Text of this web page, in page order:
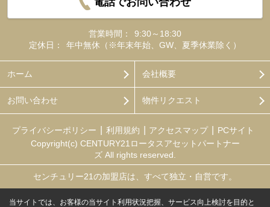
営業時間：
9:30～18:30
定休日：
年中無休（※年末年始、GW、夏季休業除く）
ホーム 会社概要
お問い合わせ 物件リクエスト
プライバシーポリシー 利用規約 アクセスマップ
PCサイト
Copyright(c) CENTURY21ロータスアセットパートナー
ズ All rights reserved.
センチュリー21の加盟店は、すべて独立・自営です。
当サイトでは、お客様の当サイト利用状況把握、サービス向上検討を目的と